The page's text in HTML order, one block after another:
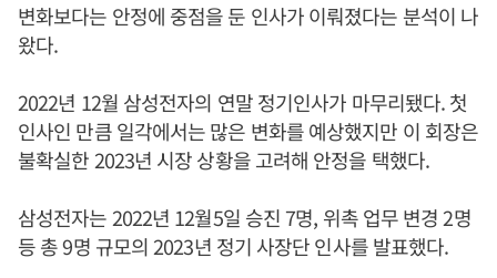
변화보다는 안정에 중점을 둔 인사가 이뤄졌다는 분석이 나
왔다.
2022년 12월 삼성전자의 연말 정기인사가 마무리됐다. 첫
인사인 만큼 일각에서는 많은 변화를 예상했지만 이 회장은
불확실한 2023년 시장 상황을 고려해 안정을 택했다.
삼성전자는 2022년 12월5일 승진 7명, 위촉 업무 변경 2명
등 총 9명 규모의 2023년 정기 사장단 인사를 발표했다.